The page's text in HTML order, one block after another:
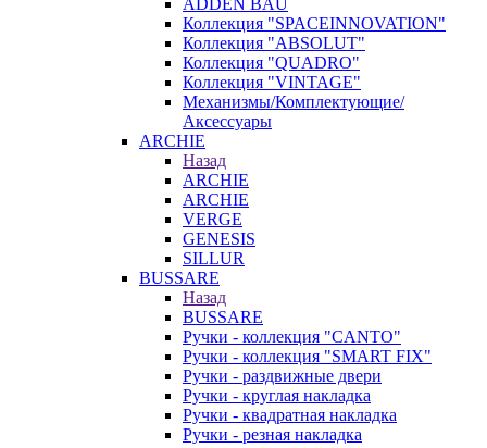
ADDEN BAU
Коллекция "SPACEINNOVATION"
Коллекция "ABSOLUT"
Коллекция "QUADRO"
Коллекция "VINTAGE"
Механизмы/Комплектующие/
Аксессуары
ARCHIE
Назад
ARCHIE
ARCHIE
VERGE
GENESIS
SILLUR
BUSSARE
Назад
BUSSARE
Ручки - коллекция "CANTO"
Ручки - коллекция "SMART FIX"
Ручки - раздвижные двери
Ручки - круглая накладка
Ручки - квадратная накладка
Ручки - резная накладка